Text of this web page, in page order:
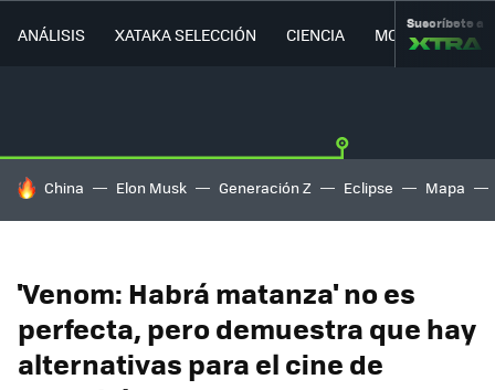
ANÁLISIS XATAKA SELECCIÓN CIENCIA MOVILIDAD
Suscríbete a
HOY SE HABLA DE
China Elon Musk Generación Z Eclipse Mapa
'Venom: Habrá matanza' no es
perfecta, pero demuestra que hay
alternativas para el cine de